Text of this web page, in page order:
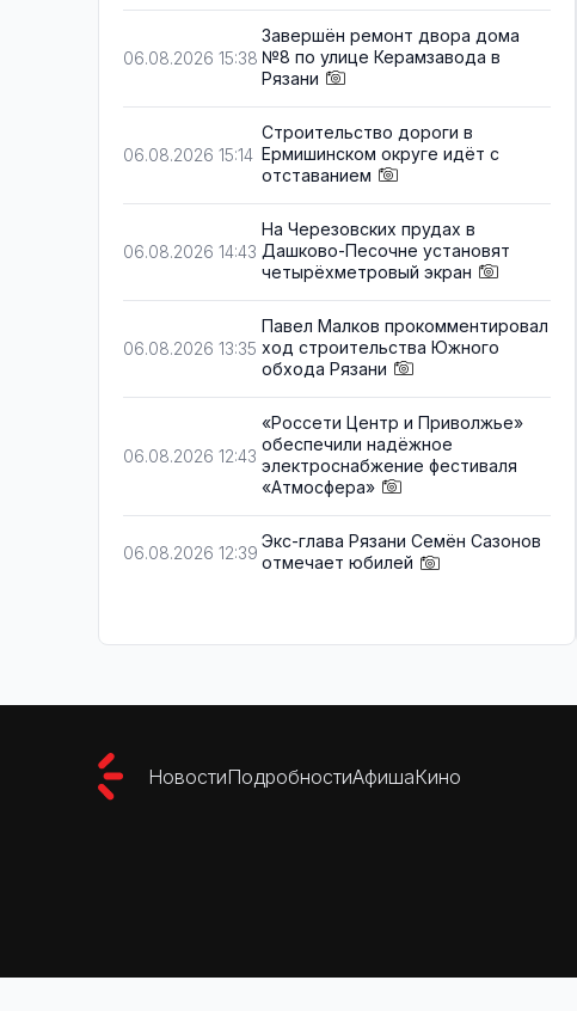
06.08.2026 15:38
Завершён ремонт двора дома
№8 по улице Керамзавода в
Рязани
06.08.2026 15:14
Строительство дороги в
Ермишинском округе идёт с
отставанием
06.08.2026 14:43
На Черезовских прудах в
Дашково-Песочне установят
четырёхметровый экран
06.08.2026 13:35
Павел Малков прокомментировал
ход строительства Южного
обхода Рязани
06.08.2026 12:43
«Россети Центр и Приволжье»
обеспечили надёжное
электроснабжение фестиваля
«Атмосфера»
06.08.2026 12:39
Экс-глава Рязани Семён Сазонов
отмечает юбилей
НовостиПодробностиАфишаКино